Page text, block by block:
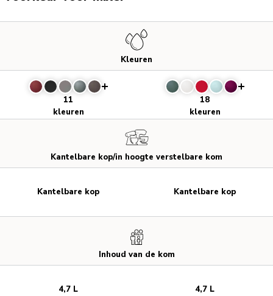
Kleuren
Kantelbare kop/in hoogte verstelbare kom
Inhoud van de kom
11
kleuren
Kantelbare kop
4,7 L
18
kleuren
Kantelbare kop
4,7 L